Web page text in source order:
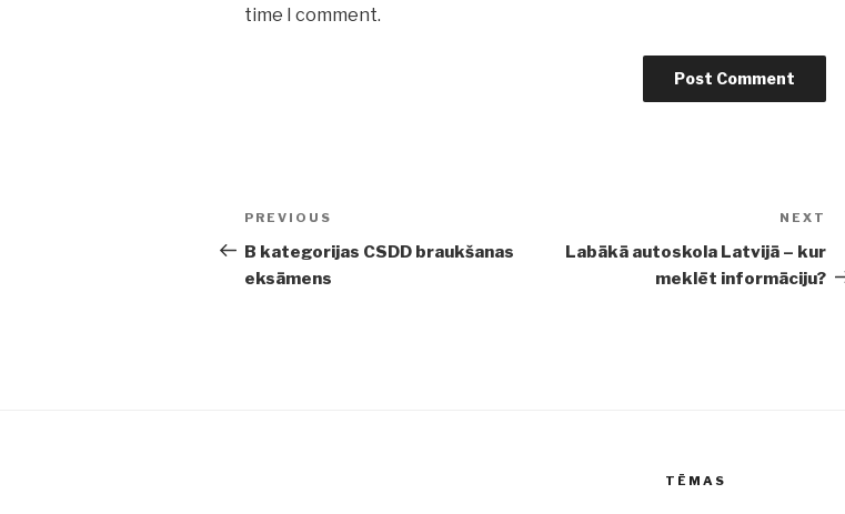
time I comment.
Post
navigation
Previous
Post
PREVIOUS
B kategorijas CSDD braukšanas
eksāmens
NEXT
Labākā autoskola Latvijā – kur
meklēt informāciju?
TĒMAS